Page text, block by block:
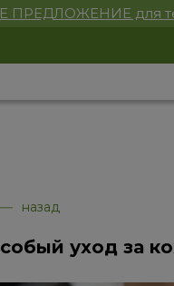
для
назад
уход за